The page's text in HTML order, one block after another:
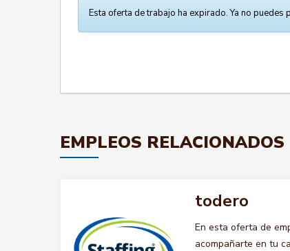
Esta oferta de trabajo ha expirado. Ya no
EMPLEOS RELACIONADOS
todero
En esta oferta de
acompañarte en tu